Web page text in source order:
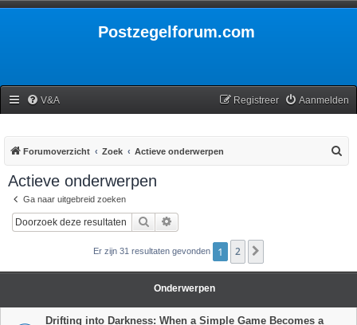
Postzegelforum.com
V&A Aanmelden
Registreer
Forumoverzicht Zoek Actieve onderwerpen
Actieve onderwerpen
Ga naar uitgebreid zoeken
Zoek
Er zijn 31 resultaten gevonden 1 2
Onderwerpen
Drifting into Darkness: When a Simple Game Becomes a